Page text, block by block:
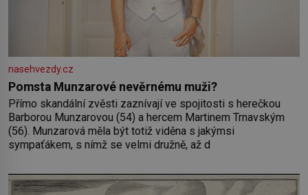
nasehvezdy.cz
Pomsta Munzarové nevěrnému muži?
Přímo skandální zvěsti zaznívají ve spojitosti s herečkou
Barborou Munzarovou (54) a hercem Martinem Trnavským
(56). Munzarová měla být totiž viděna s jakýmsi
sympaťákem, s nímž se velmi družně, až d